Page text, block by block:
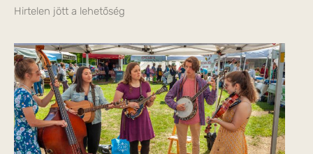
Hirtelen jött a lehetőség